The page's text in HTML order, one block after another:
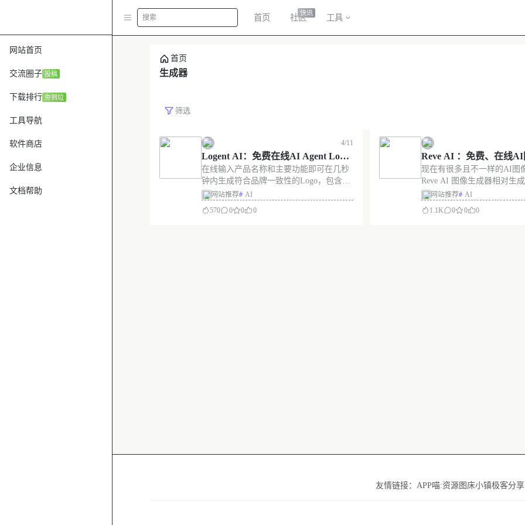
网站首页
交流圈子 投稿
下载排行 夯到垃
工具导航
软件商店
企业信息
文档帮助
搜索 首页 社区快讯 工具
首页
生成器
筛选
4/11
Logent AI：免费在线AI Agent Logo
生成器。
在线输入产品名称和主要功能即可在几秒
钟内生成符合品牌一致性的Logo，包含字
幕Logo和图形标志Logo。还可以选择类
描述生成几次均有不同的Logo结果，符合
网站推荐# AI
570
0 0 0
Reve AI ：免费、在线
器。
现在有很多且不一样的AI图
Reve AI 图像生成器相对生
快，画质清晰，操作简单。
时支持自定义图片宽窄，分
网站推荐# AI
1.1K
0 0 0
友情链接： APP喵:资源 图床小镇极客分享